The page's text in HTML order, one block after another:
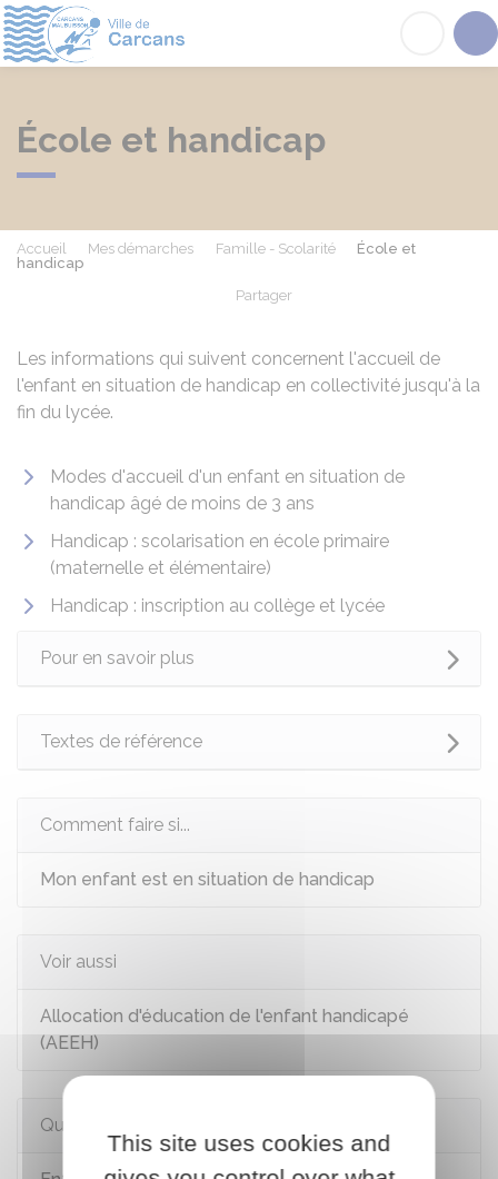
École et handicap
Accueil Mes démarches Famille - Scolarité
École et
handicap
Partager
Les informations qui suivent concernent l'accueil de
l'enfant en situation de handicap en collectivité jusqu'à la
fin du lycée.
Modes d'accueil d'un enfant en situation de
handicap âgé de moins de 3 ans
Handicap : scolarisation en école primaire
(maternelle et élémentaire)
Handicap : inscription au collège et lycée
Pour en savoir plus
Textes de référence
Comment faire si...
Mon enfant est en situation de handicap
Voir aussi
Allocation d'éducation de l'enfant handicapé
(AEEH)
Questions ? Réponses !
This site uses cookies and